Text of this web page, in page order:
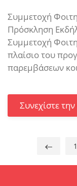
Συμμετοχή
Πρόσκληση
Συμμετοχή
πλαίσιο του
παρεμβάσεων
Συνεχίστε
1